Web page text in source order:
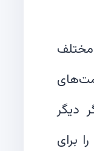
دیگر
را برای